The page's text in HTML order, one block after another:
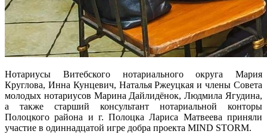
Нотариусы Витебского нотариального округа Мария
Круглова, Инна Кунцевич, Наталья Ржеуцкая и члены Совета
молодых нотариусов Марина Дайлидёнок, Людмила Ягудина,
а также старший консультант нотариальной конторы
Полоцкого района и г. Полоцка Лариса Матвеева приняли
участие в одиннадцатой игре добра проекта MIND STORM.